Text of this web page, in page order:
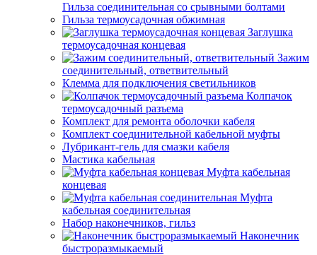
Гильза соединительная со срывными болтами
Гильза термоусадочная обжимная
Заглушка
термоусадочная концевая
Зажим
соединительный, ответвительный
Клемма для подключения светильников
Колпачок
термоусадочный разъема
Комплект для ремонта оболочки кабеля
Комплект соединительной кабельной муфты
Лубрикант-гель для смазки кабеля
Мастика кабельная
Муфта кабельная
концевая
Муфта
кабельная соединительная
Набор наконечников, гильз
Наконечник
быстроразмыкаемый